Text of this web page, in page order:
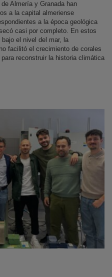
Almería y Granada han
a la capital almeriense
a la época geológica
casi por completo. En estos
el nivel del mar, la
facilitó el crecimiento de corales
reconstruir la historia climática